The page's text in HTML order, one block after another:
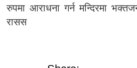
रुपमा आराधना गर्न मन्दिरमा
रासस